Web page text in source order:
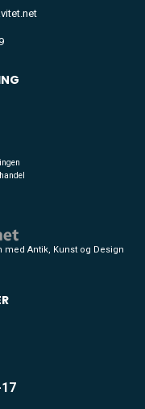
Antik, Kunst og Design